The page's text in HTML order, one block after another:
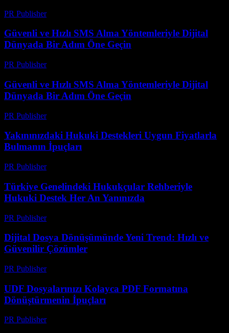
PR Publisher-
Güvenli ve Hızlı SMS Alma Yöntemleriyle Dijital
Dünyada Bir Adım Öne Geçin
PR Publisher-
Güvenli ve Hızlı SMS Alma Yöntemleriyle Dijital
Dünyada Bir Adım Öne Geçin
PR Publisher-
Yakınınızdaki Hukuki Destekleri Uygun Fiyatlarla
Bulmanın İpuçları
PR Publisher-
Türkiye Genelindeki Hukukçular Rehberiyle
Hukuki Destek Her An Yanınızda
PR Publisher-
Dijital Dosya Dönüşümünde Yeni Trend: Hızlı ve
Güvenilir Çözümler
PR Publisher-
UDF Dosyalarınızı Kolayca PDF Formatına
Dönüştürmenin İpuçları
PR Publisher-